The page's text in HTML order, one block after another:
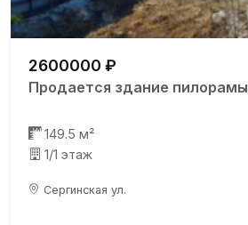
2600000 ₽
Продается здание пилорамы
149.5 м²
1/1 этаж
Сергинская ул.